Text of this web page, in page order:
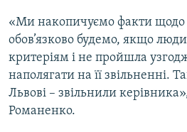
«Ми накопичуємо факти щодо
обов’язково будемо, якщо
критеріям і не пройшла
наполягати на її звільненні.
Львові – звільнили
Романенко.